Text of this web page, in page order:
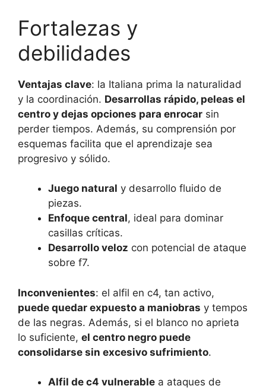
Fortalezas y
debilidades
Ventajas clave: la Italiana prima la naturalidad
y la coordinación. Desarrollas rápido, peleas el
centro y dejas opciones para enrocar sin
perder tiempos. Además, su comprensión por
esquemas facilita que el aprendizaje sea
progresivo y sólido.
Juego natural y desarrollo fluido de
piezas.
Enfoque central, ideal para dominar
casillas críticas.
Desarrollo veloz con potencial de ataque
sobre f7.
Inconvenientes: el alfil en c4, tan activo,
puede quedar expuesto a maniobras y tempos
de las negras. Además, si el blanco no aprieta
lo suficiente, el centro negro puede
consolidarse sin excesivo sufrimiento.
Alfil de c4 vulnerable a ataques de